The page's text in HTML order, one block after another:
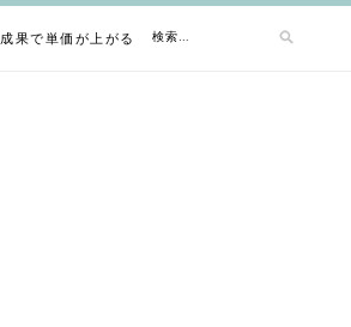
成果で単価が上がるフリーランスエンジニア